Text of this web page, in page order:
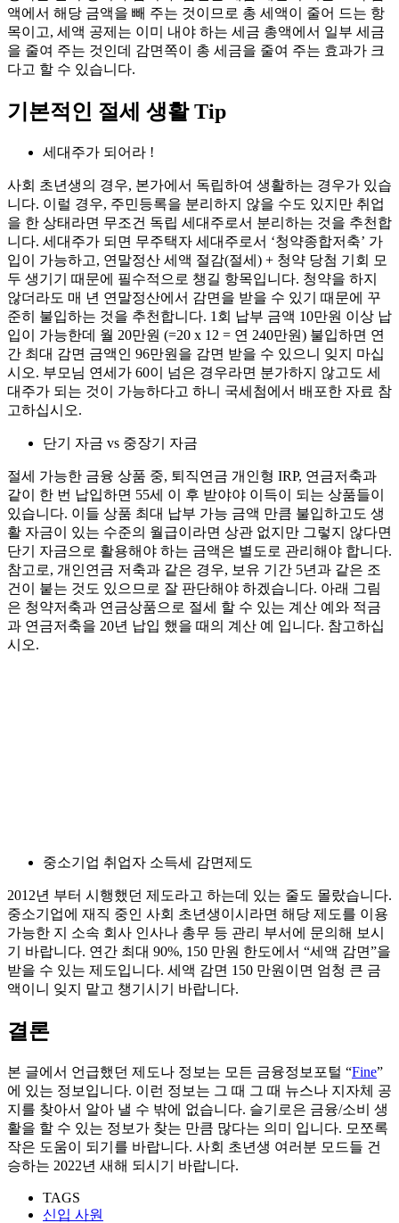
액에서 해당 금액을 빼 주는 것이므로 총 세액이 줄어 드는 항
목이고, 세액 공제는 이미 내야 하는 세금 총액에서 일부 세금
을 줄여 주는 것인데 감면쪽이 총 세금을 줄여 주는 효과가 크
다고 할 수 있습니다.
기본적인 절세 생활 Tip
세대주가 되어라 !
사회 초년생의 경우, 본가에서 독립하여 생활하는 경우가 있습
니다. 이럴 경우, 주민등록을 분리하지 않을 수도 있지만 취업
을 한 상태라면 무조건 독립 세대주로서 분리하는 것을 추천합
니다. 세대주가 되면 무주택자 세대주로서 ‘청약종합저축’ 가
입이 가능하고, 연말정산 세액 절감(절세) + 청약 당첨 기회 모
두 생기기 때문에 필수적으로 챙길 항목입니다. 청약을 하지
않더라도 매 년 연말정산에서 감면을 받을 수 있기 때문에 꾸
준히 불입하는 것을 추천합니다. 1회 납부 금액 10만원 이상 납
입이 가능한데 월 20만원 (=20 x 12 = 연 240만원) 불입하면 연
간 최대 감면 금액인 96만원을 감면 받을 수 있으니 잊지 마십
시오. 부모님 연세가 60이 넘은 경우라면 분가하지 않고도 세
대주가 되는 것이 가능하다고 하니 국세첨에서 배포한 자료 참
고하십시오.
단기 자금 vs 중장기 자금
절세 가능한 금융 상품 중, 퇴직연금 개인형 IRP, 연금저축과
같이 한 번 납입하면 55세 이 후 받야야 이득이 되는 상품들이
있습니다. 이들 상품 최대 납부 가능 금액 만큼 불입하고도 생
활 자금이 있는 수준의 월급이라면 상관 없지만 그렇지 않다면
단기 자금으로 활용해야 하는 금액은 별도로 관리해야 합니다.
참고로, 개인연금 저축과 같은 경우, 보유 기간 5년과 같은 조
건이 붙는 것도 있으므로 잘 판단해야 하겠습니다. 아래 그림
은 청약저축과 연금상품으로 절세 할 수 있는 계산 예와 적금
과 연금저축을 20년 납입 했을 때의 계산 예 입니다. 참고하십
시오.
중소기업 취업자 소득세 감면제도
2012년 부터 시행했던 제도라고 하는데 있는 줄도 몰랐습니다.
중소기업에 재직 중인 사회 초년생이시라면 해당 제도를 이용
가능한 지 소속 회사 인사나 총무 등 관리 부서에 문의해 보시
기 바랍니다. 연간 최대 90%, 150 만원 한도에서 “세액 감면”을
받을 수 있는 제도입니다. 세액 감면 150 만원이면 엄청 큰 금
액이니 잊지 맡고 챙기시기 바랍니다.
결론
본 글에서 언급했던 제도나 정보는 모든 금융정보포털 “Fine”
에 있는 정보입니다. 이런 정보는 그 때 그 때 뉴스나 지자체 공
지를 찾아서 알아 낼 수 밖에 없습니다. 슬기로은 금융/소비 생
활을 할 수 있는 정보가 찾는 만큼 많다는 의미 입니다. 모쪼록
작은 도움이 되기를 바랍니다. 사회 초년생 여러분 모드들 건
승하는 2022년 새해 되시기 바랍니다.
TAGS
신입 사원